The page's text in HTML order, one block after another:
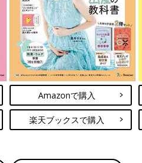
Amazonで購入
楽天ブックスで購入